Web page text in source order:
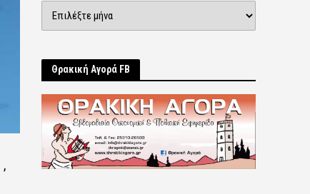
,
Θρακική Αγορά FB